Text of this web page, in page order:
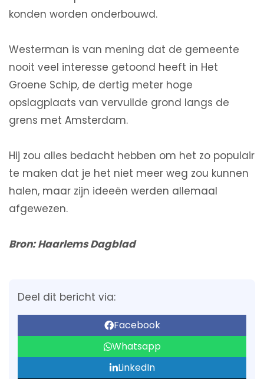
konden worden onderbouwd.
Westerman is van mening dat de gemeente
nooit veel interesse getoond heeft in Het
Groene Schip, de dertig meter hoge
opslagplaats van vervuilde grond langs de
grens met Amsterdam.
Hij zou alles bedacht hebben om het zo populair
te maken dat je het niet meer weg zou kunnen
halen, maar zijn ideeën werden allemaal
afgewezen.
Bron: Haarlems Dagblad
Deel dit bericht via:
Facebook
Whatsapp
LinkedIn